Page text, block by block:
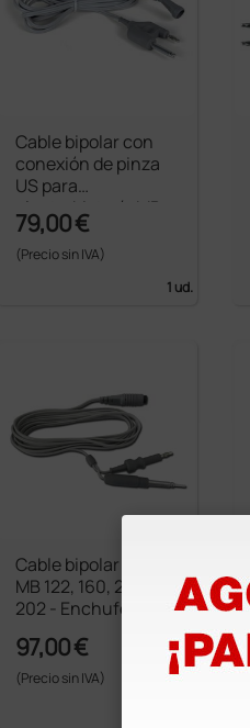
Cable bipolar con
conexión de pinza
US para
electrobisturís MB
80D, 120D y 160D
79,00 €
(Precio sin IVA)
1 ud.
Cable bipolar para
MB 122, 160, 200,
202 - Enchufe
97,00 €
(Precio sin IVA)